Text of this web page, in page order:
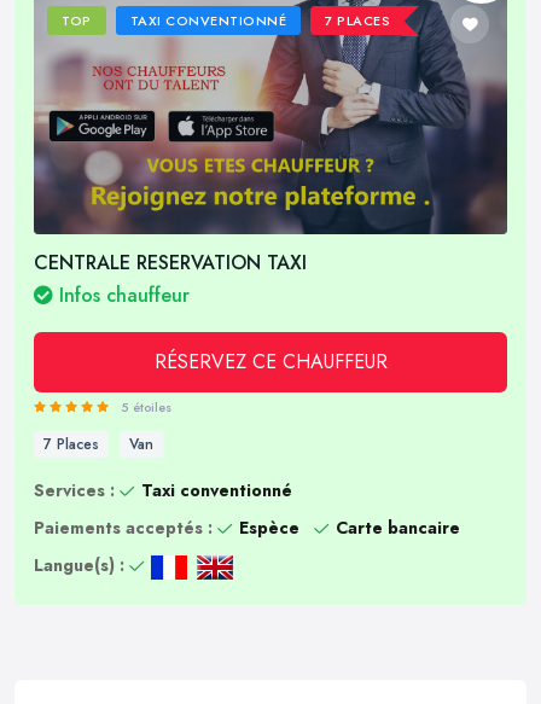
TOP TAXI CONVENTIONNÉ 7 PLACES
CENTRALE RESERVATION TAXI
Infos chauffeur
RÉSERVEZ CE CHAUFFEUR
5 étoiles
7 Places Van
Services :
Taxi conventionné
Paiements acceptés :
Espèce
Carte bancaire
Langue(s) :